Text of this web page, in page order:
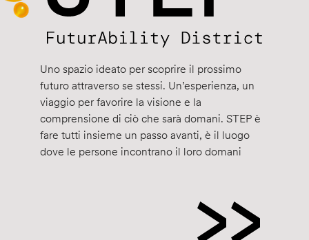
Uno spazio ideato per scoprire il prossimo
futuro attraverso se stessi. Un’esperienza, un
viaggio per favorire la visione e la
comprensione di ciò che sarà domani. STEP è
fare tutti insieme un passo avanti, è il luogo
dove le persone incontrano il loro domani